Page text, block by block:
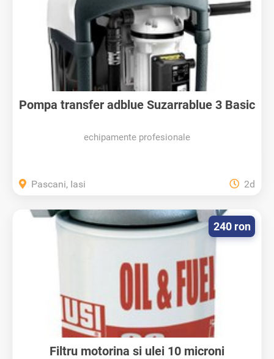
Pompa transfer adblue Suzarrablue 3 Basic
echipamente profesionale
Pascani, Iasi 2d
Filtru motorina si ulei 10 microni
240 ron